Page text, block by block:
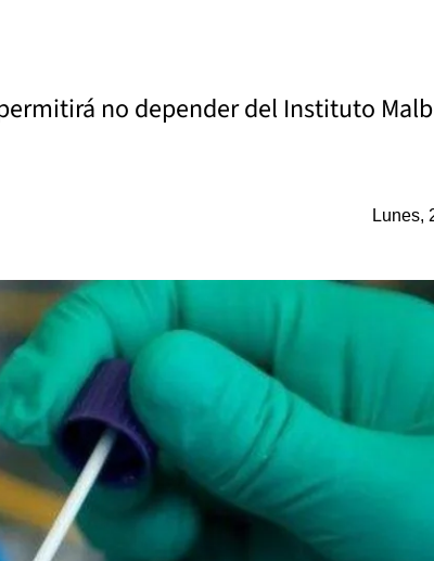
no depender del Instituto
Lunes,